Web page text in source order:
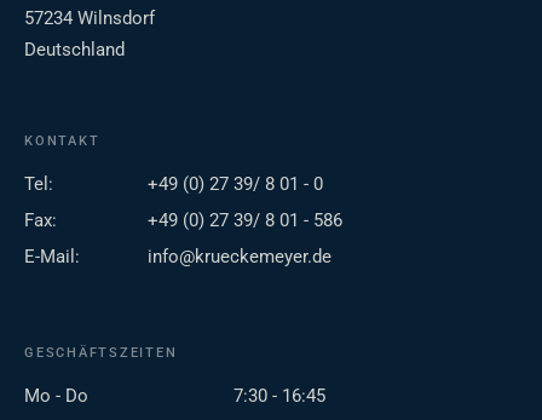
57234 Wilnsdorf
Deutschland
KONTAKT
Tel:
+49 (0) 27 39/ 8 01 - 0
Fax:
+49 (0) 27 39/ 8 01 - 586
E-Mail:
info@krueckemeyer.de
GESCHÄFTSZEITEN
Mo - Do
7:30 - 16:45